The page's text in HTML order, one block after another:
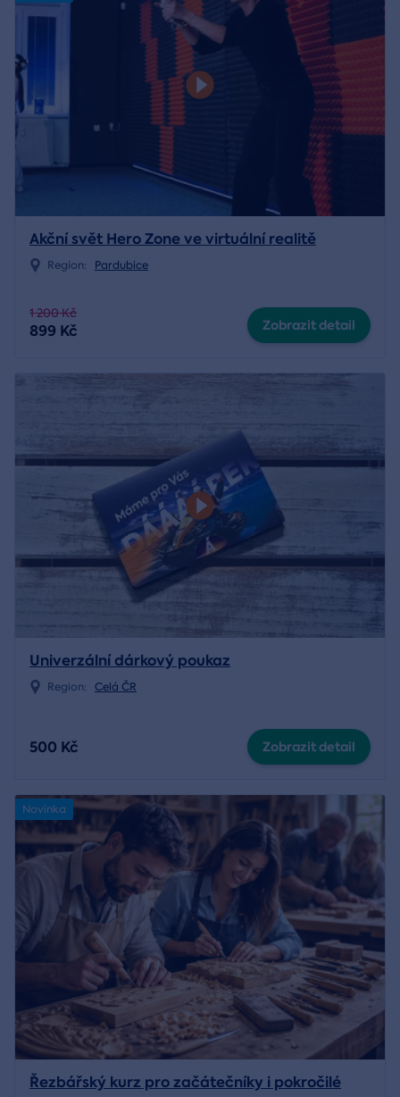
Akční svět Hero Zone ve virtuální realitě
Region: Pardubice
1 200 Kč
899 Kč Zobrazit detail
Univerzální dárkový poukaz
Region: Celá ČR
500 Kč Zobrazit detail
Novinka
Řezbářský kurz pro začátečníky i pokročilé